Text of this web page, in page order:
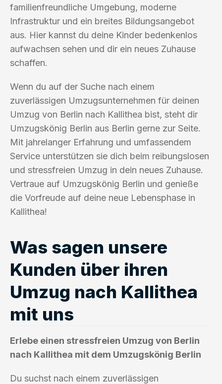
familienfreundliche Umgebung, moderne
Infrastruktur und ein breites Bildungsangebot
aus. Hier kannst du deine Kinder bedenkenlos
aufwachsen sehen und dir ein neues Zuhause
schaffen.
Wenn du auf der Suche nach einem
zuverlässigen Umzugsunternehmen für deinen
Umzug von Berlin nach Kallithea bist, steht dir
Umzugskönig Berlin aus Berlin gerne zur Seite.
Mit jahrelanger Erfahrung und umfassendem
Service unterstützen sie dich beim reibungslosen
und stressfreien Umzug in dein neues Zuhause.
Vertraue auf Umzugskönig Berlin und genieße
die Vorfreude auf deine neue Lebensphase in
Kallithea!
Was sagen unsere
Kunden über ihren
Umzug nach Kallithea
mit uns
Erlebe einen stressfreien Umzug von Berlin
nach Kallithea mit dem Umzugskönig Berlin
Du suchst nach einem zuverlässigen